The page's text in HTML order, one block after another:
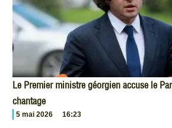
Le Premier ministre géorgien accuse le
chantage
5 mai 2026 16:23